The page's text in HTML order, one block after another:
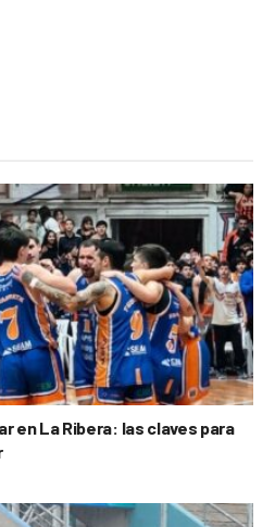
en La Ribera: las claves para